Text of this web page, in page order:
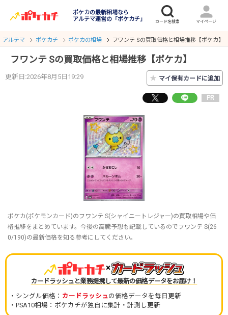
ポケカの最新相場なら
アルテマ運営の「ポケカチ」
アルテマ ポケカチ ポケカの相場 フワンテ Sの買取価格と相場推移【ポケカ】
フワンテ Sの買取価格と相場推移【ポケカ】
更新日:2026年8月5日19:29 ★ マイ保有カードに追加
PR
ポケカ(ポケモンカード)のフワンテ S(シャイニートレジャー)の買取相場や価
格推移をまとめています。今後の高騰予想も記載しているのでフワンテ S(26
0/190)の最新価格を知る参考にしてください。
×
カードラッシュと業務提携して最新の価格データをお届け！
・シングル価格： カードラッシュの価格データを毎日更新
・PSA10相場：ポケカチが独自に集計・計測し更新